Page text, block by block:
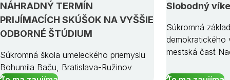
NÁHRADNÝ TERMÍN
PRIJÍMACÍCH SKÚŠOK NA VYŠŠIE
ODBORNÉ ŠTÚDIUM
Súkromná škola umeleckého priemyslu
Bohumila Baču, Bratislava-Ružinov
Slobodný
Súkromná
demokratického
mestská časť